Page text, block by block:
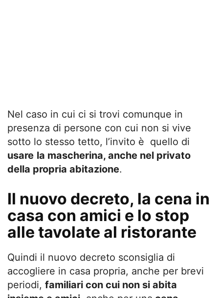
Nel caso in cui ci si trovi comunque in
presenza di persone con cui non si vive
sotto lo stesso tetto, l’invito è quello di
usare la mascherina, anche nel privato
della propria abitazione.
Il nuovo decreto, la cena in
casa con amici e lo stop
alle tavolate al ristorante
Quindi il nuovo decreto sconsiglia di
accogliere in casa propria, anche per brevi
periodi, familiari con cui non si abita